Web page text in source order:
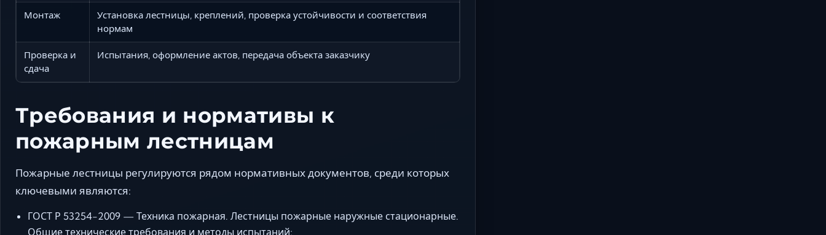
Монтаж
Установка лестницы, креплений, проверка устойчивости и соответствия
нормам
Проверка и
сдача
Испытания, оформление актов, передача объекта заказчику
Требования и нормативы к
пожарным лестницам
Пожарные лестницы регулируются рядом нормативных документов, среди которых
ключевыми являются:
ГОСТ Р 53254-2009 — Техника пожарная. Лестницы пожарные наружные стационарные.
Общие технические требования и методы испытаний;